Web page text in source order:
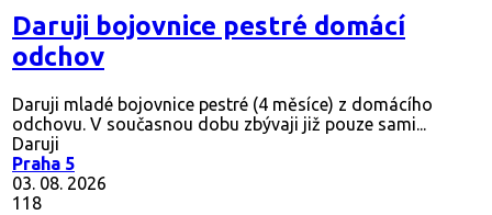
Daruji bojovnice pestré domácí
odchov
Daruji mladé bojovnice pestré (4 měsíce) z domácího
odchovu. V současnou dobu zbývaji již pouze sami...
Daruji
Praha 5
03. 08. 2026
118